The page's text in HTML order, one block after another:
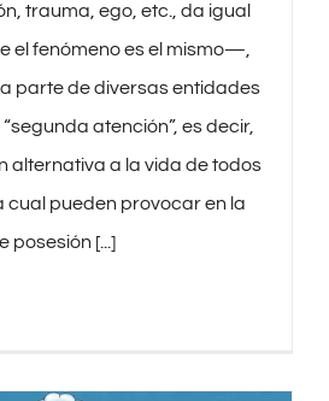
trauma, ego, etc., da igual
el fenómeno es el mismo—,
parte de diversas entidades
atención”, es decir,
alternativa a la vida de todos
cual pueden provocar en la
posesión [...]